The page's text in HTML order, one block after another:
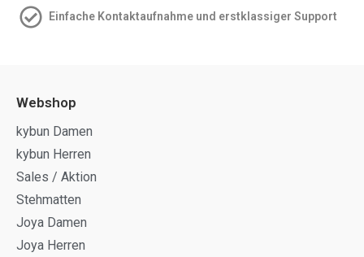
Einfache Kontakt­aufnahme und erstklassiger Support
Webshop
kybun Damen
kybun Herren
Sales / Aktion
Stehmatten
Joya Damen
Joya Herren